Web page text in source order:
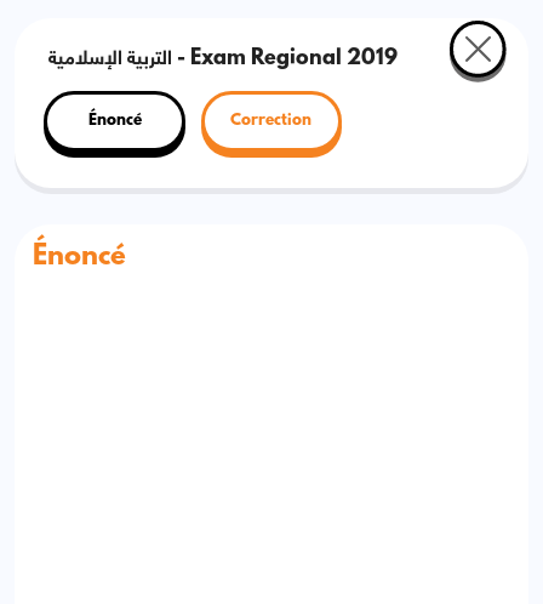
التربية الإسلامية - Exam Regional 2019
Énoncé Correction
Énoncé